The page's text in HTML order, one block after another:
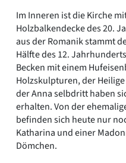
Im Inneren ist die Kirche
Holzbalkendecke des 20.
aus der Romanik stammt
Hälfte des 12.
Becken mit einem
Holzskulpturen, der
der Anna selbdritt haben
erhalten. Von der
befinden sich heute nur
Katharina und einer
Dömchen.